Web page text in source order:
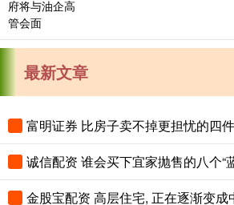
最新文章
诚信配资 谁会买下宜家抛售的八个“